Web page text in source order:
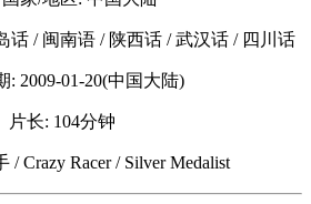
话 / 闽南语 / 陕西话 / 武汉话 / 四川话
: 2009-01-20(中国大陆)
片长: 104分钟
/ Crazy Racer / Silver Medalist